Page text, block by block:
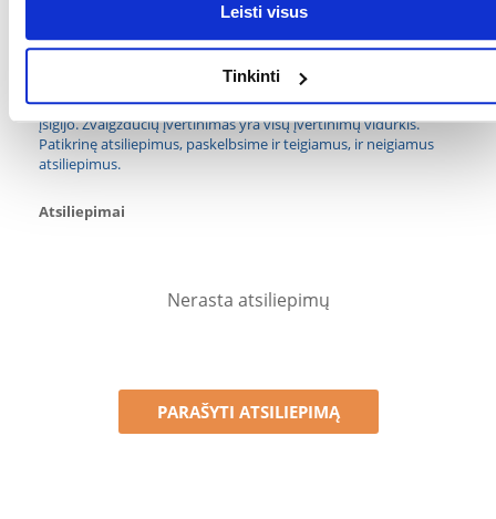
Leisti visus
Tinkinti
GARDENA
Produktą gali vertinti tik registruoti FERA.LT klientai, kurie jį
įsigijo. Žvaigždučių įvertinimas yra visų įvertinimų vidurkis.
Patikrinę atsiliepimus, paskelbsime ir teigiamus, ir neigiamus
atsiliepimus.
Atsiliepimai
Nerasta atsiliepimų
PARAŠYTI ATSILIEPIMĄ